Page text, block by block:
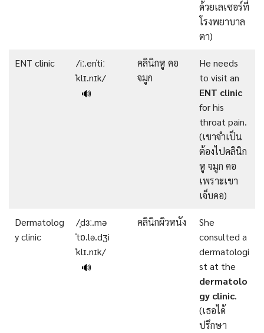
ด้วยเลเซอร์ที่
โรงพยาบาล
ตา)
ENT clinic
/iː.enˈtiː
ˈklɪ.nɪk/
🔊
คลินิกหู คอ
จมูก
He needs
to visit an
ENT clinic
for his
throat pain.
(เขาจำเป็น
ต้องไปคลินิก
หู จมูก คอ
เพราะเขา
เจ็บคอ)
Dermatolog
y clinic
/ˌdɜː.mə
ˈtɒ.lə.dʒi
ˈklɪ.nɪk/
🔊
คลินิกผิวหนัง
She
consulted a
dermatologi
st at the
dermatolo
gy clinic.
(เธอได้
ปรึกษา